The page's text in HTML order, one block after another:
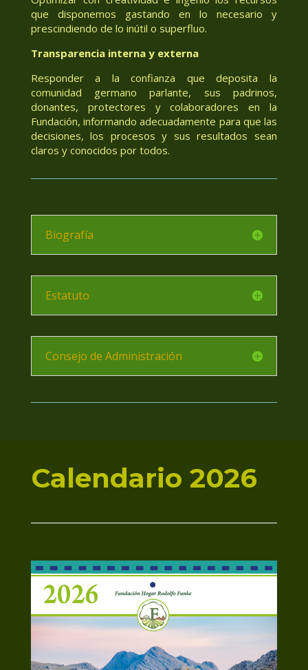
que disponemos gastando en lo necesario y
prescindiendo de lo inútil o superfluo.
Transparencia interna y externa
Responder a la confianza que deposita la
comunidad germano parlante, sus padrinos,
donantes, protectores y colaboradores en la
Fundación, informando adecuadamente para que las
decisiones, los procesos y sus resultados sean
claros y conocidos por todos.
Biografía
Estatuto
Consejo de Administración
Calendario 2026